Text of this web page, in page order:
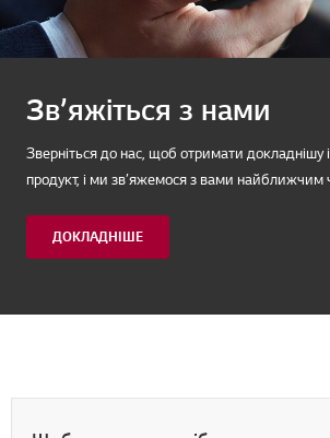
Зв’яжіться з нами
Зверніться до нас, щоб отримати докладнішу
продукт, і ми зв’яжемося з вами найближчим
ДОКЛАДНІШЕ